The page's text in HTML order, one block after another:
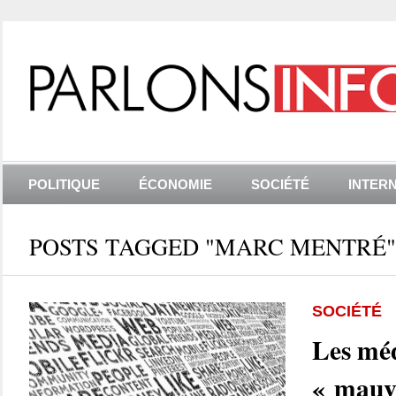
POLITIQUE ÉCONOMIE SOCIÉTÉ
POSTS TAGGED "MARC MENTRÉ"
SOCIÉTÉ
Les
«